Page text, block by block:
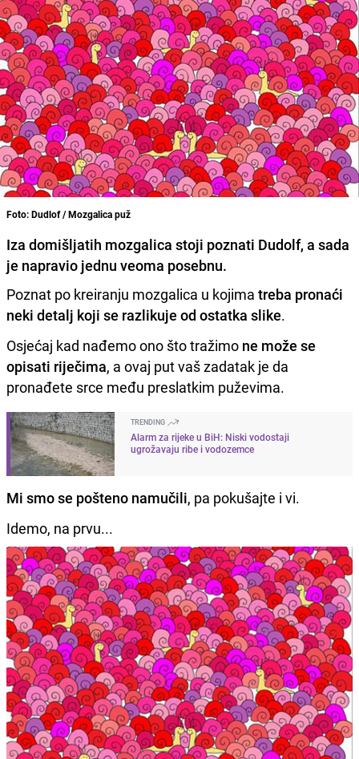
Foto: Dudlof / Mozgalica puž
Iza domišljatih mozgalica stoji poznati Dudolf, a sada
je napravio jednu veoma posebnu.
Poznat po kreiranju mozgalica u kojima treba pronaći
neki detalj koji se razlikuje od ostatka slike.
Osjećaj kad nađemo ono što tražimo ne može se
opisati riječima, a ovaj put vaš zadatak je da
pronađete srce među preslatkim puževima.
TRENDING
Alarm za rijeke u BiH: Niski vodostaji
ugrožavaju ribe i vodozemce
Mi smo se pošteno namučili, pa pokušajte i vi.
Idemo, na prvu...